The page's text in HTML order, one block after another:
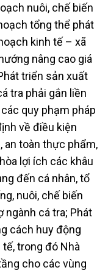
nuôi, chế biến
tổng thể phát
kinh tế – xã
nâng cao giá
triển sản xuất
tra phải gắn liền
quy phạm pháp
về điều kiện
an toàn thực phẩm,
lợi ích các khâu
đến cá nhân, tổ
nuôi, chế biến
ngành cá tra; Phát
cách huy động
trong đó Nhà
cho các vùng